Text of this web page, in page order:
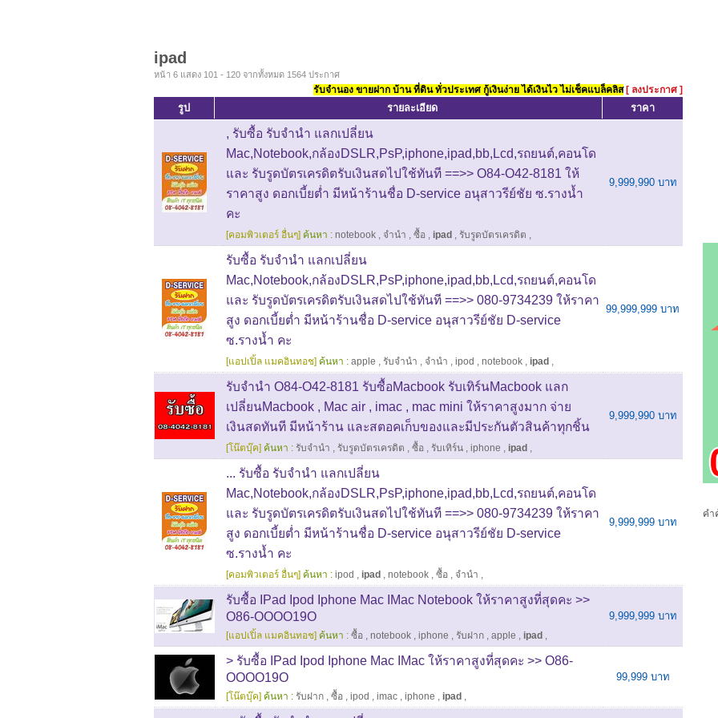
ipad
หน้า 6 แสดง 101 - 120 จากทั้งหมด 1564 ประกาศ
รับจำนอง ขายฝาก บ้าน ที่ดิน ทั่วประเทศ กู้เงินง่าย ได้เงินไว ไม่เช็คแบล็คลิส [ ลงประกาศ ]
รูป รายละเอียด ราคา
, รับซื้อ รับจำนำ แลกเปลี่ยน
Mac,Notebook,กล้องDSLR,PsP,iphone,ipad,bb,Lcd,รถยนต์,คอนโด
และ รับรูดบัตรเครดิตรับเงินสดไปใช้ทันที ==>> O84-O42-8181 ให้
ราคาสูง ดอกเบี้ยต่ำ มีหน้าร้านชื่อ D-service อนุสาวรีย์ชัย ซ.รางน้ำ
คะ
[คอมพิวเตอร์ อื่นๆ] ค้นหา : notebook , จำนำ , ซื้อ , ipad , รับรูดบัตรเครดิต ,
9,999,990 บาท
รับซื้อ รับจำนำ แลกเปลี่ยน
Mac,Notebook,กล้องDSLR,PsP,iphone,ipad,bb,Lcd,รถยนต์,คอนโด
และ รับรูดบัตรเครดิตรับเงินสดไปใช้ทันที ==>> 080-9734239 ให้ราคา
สูง ดอกเบี้ยต่ำ มีหน้าร้านชื่อ D-service อนุสาวรีย์ชัย D-service
ซ.รางน้ำ คะ
[แอปเปิ้ล แมคอินทอช] ค้นหา : apple , รับจำนำ , จำนำ , ipod , notebook , ipad ,
99,999,999 บาท
รับจำนำ O84-O42-8181 รับซื้อMacbook รับเทิร์นMacbook แลก
เปลี่ยนMacbook , Mac air , imac , mac mini ให้ราคาสูงมาก จ่าย
เงินสดทันที มีหน้าร้าน และสตอคเก็บของและมีประกันตัวสินค้าทุกชิ้น
[โน๊ตบุ๊ค] ค้นหา : รับจำนำ , รับรูดบัตรเครดิต , ซื้อ , รับเทิร์น , iphone , ipad ,
9,999,990 บาท
... รับซื้อ รับจำนำ แลกเปลี่ยน
Mac,Notebook,กล้องDSLR,PsP,iphone,ipad,bb,Lcd,รถยนต์,คอนโด
และ รับรูดบัตรเครดิตรับเงินสดไปใช้ทันที ==>> 080-9734239 ให้ราคา
สูง ดอกเบี้ยต่ำ มีหน้าร้านชื่อ D-service อนุสาวรีย์ชัย D-service
ซ.รางน้ำ คะ
[คอมพิวเตอร์ อื่นๆ] ค้นหา : ipod , ipad , notebook , ซื้อ , จำนำ ,
9,999,999 บาท
รับซื้อ IPad Ipod Iphone Mac IMac Notebook ให้ราคาสูงที่สุดคะ >>
O86-OOOO19O
[แอปเปิ้ล แมคอินทอช] ค้นหา : ซื้อ , notebook , iphone , รับฝาก , apple , ipad ,
9,999,999 บาท
> รับซื้อ IPad Ipod Iphone Mac IMac ให้ราคาสูงที่สุดคะ >> O86-
OOOO19O
[โน๊ตบุ๊ค] ค้นหา : รับฝาก , ซื้อ , ipod , imac , iphone , ipad ,
99,999 บาท
คำ